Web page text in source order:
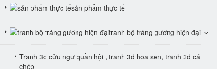
sản phẩm thực tế
tranh bộ tráng gương hiện đại
Tranh 3d cửu ngư quần hội , tranh 3d hoa sen, tranh 3d cá
chép